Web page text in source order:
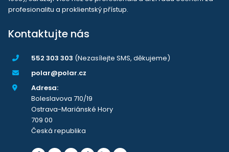
profesionalitu a proklientský přístup.
Kontaktujte nás
552 303 303 (Nezasílejte SMS, děkujeme)
polar@polar.cz
Adresa:
Boleslavova 710/19
Ostrava-Mariánské Hory
709 00
Česká republika